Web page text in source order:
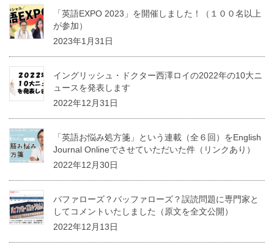
「英語EXPO 2023」を開催しました！（１００名以上
が参加）
2023年1月31日
イングリッシュ・ドクター西澤ロイの2022年の10大ニ
ュースを発表します
2022年12月31日
「英語お悩み処方箋」という連載（全６回）をEnglish
Journal Onlineでさせていただいた件（リンクあり）
2022年12月30日
バファローズ？バッファローズ？誤読問題に専門家と
してコメントいたしました（原文を全文公開）
2022年12月13日